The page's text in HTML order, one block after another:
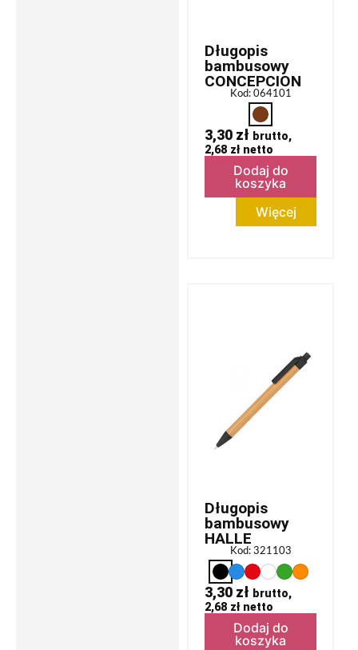
Długopis
bambusowy
CONCEPCION
Kod: 064101
3,30 zł brutto,
2,68 złnetto
Dodaj do
koszyka
Więcej
Długopis
bambusowy
HALLE
Kod: 321103
3,30 zł brutto,
2,68 złnetto
Dodaj do
koszyka